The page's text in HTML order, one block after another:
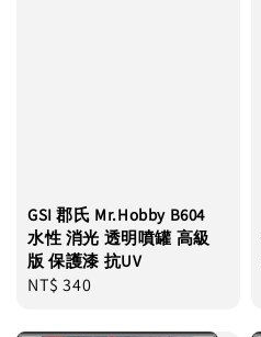
GSI 郡氏 Mr.Hobby B604
水性 消光 透明噴罐 高級
版 保護漆 抗UV
Regular
NT$ 340